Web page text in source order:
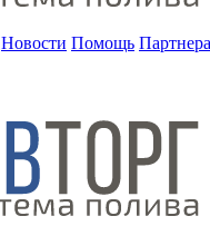
Новости Помощь